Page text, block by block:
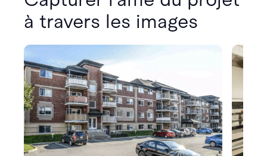
à travers les images